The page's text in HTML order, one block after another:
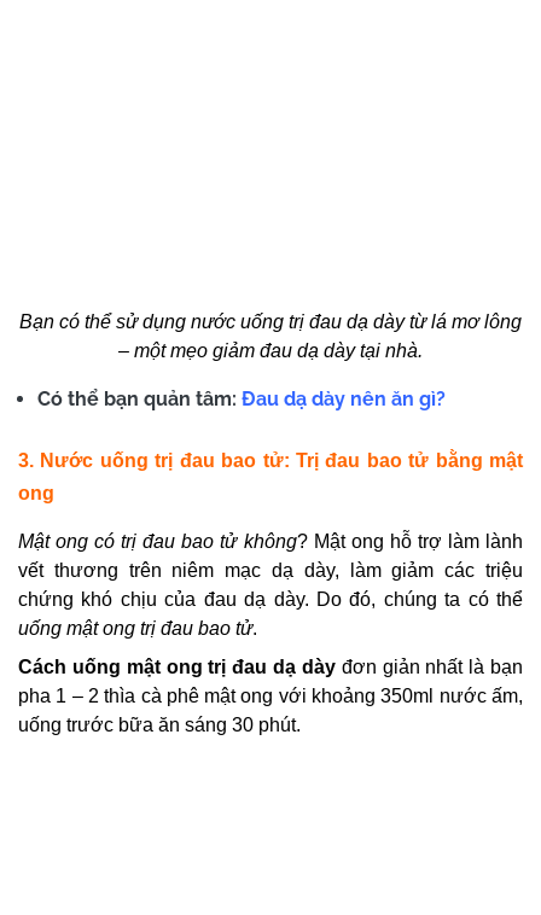
Bạn có thể sử dụng nước uống trị đau dạ dày từ lá mơ lông
– một mẹo giảm đau dạ dày tại nhà.
Có thể bạn quản tâm: Đau dạ dày nên ăn gì?
3. Nước uống trị đau bao tử: Trị đau bao tử bằng mật
ong
Mật ong có trị đau bao tử không? Mật ong hỗ trợ làm lành
vết thương trên niêm mạc dạ dày, làm giảm các triệu
chứng khó chịu của đau dạ dày. Do đó, chúng ta có thể
uống mật ong trị đau bao tử.
Cách uống mật ong trị đau dạ dày đơn giản nhất là bạn
pha 1 – 2 thìa cà phê mật ong với khoảng 350ml nước ấm,
uống trước bữa ăn sáng 30 phút.